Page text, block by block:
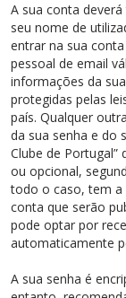
A sua conta
seu nome de
entrar na sua
pessoal de email
informações da
protegidas pelas
país. Qualquer
da sua senha e do
Clube de
ou opcional,
todo o caso, tem a
conta que serão
pode optar por
automaticamente
A sua senha é